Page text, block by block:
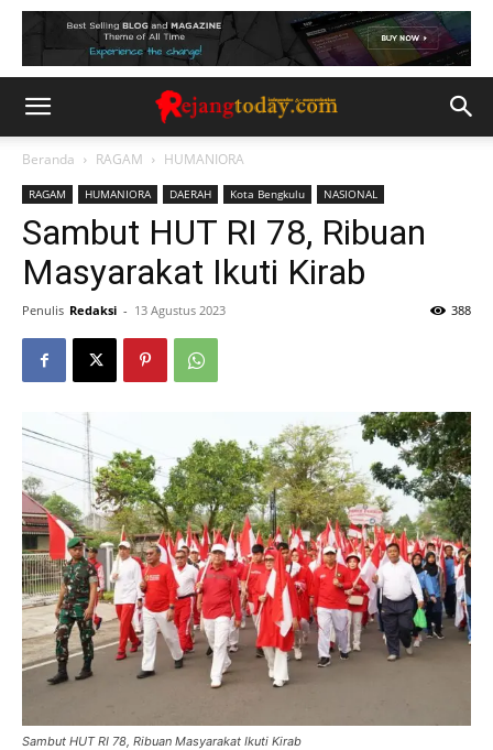
Beranda RAGAM HUMANIORA
RAGAM HUMANIORA DAERAH Kota Bengkulu NASIONAL
Sambut HUT RI 78, Ribuan
Masyarakat Ikuti Kirab
Penulis Redaksi - 13 Agustus 2023 388
Sambut HUT RI 78, Ribuan Masyarakat Ikuti Kirab